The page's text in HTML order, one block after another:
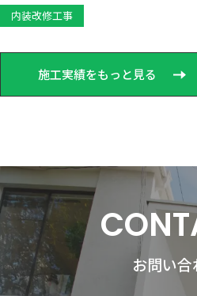
内装改修工事
施工実績をもっと見る
お問い合